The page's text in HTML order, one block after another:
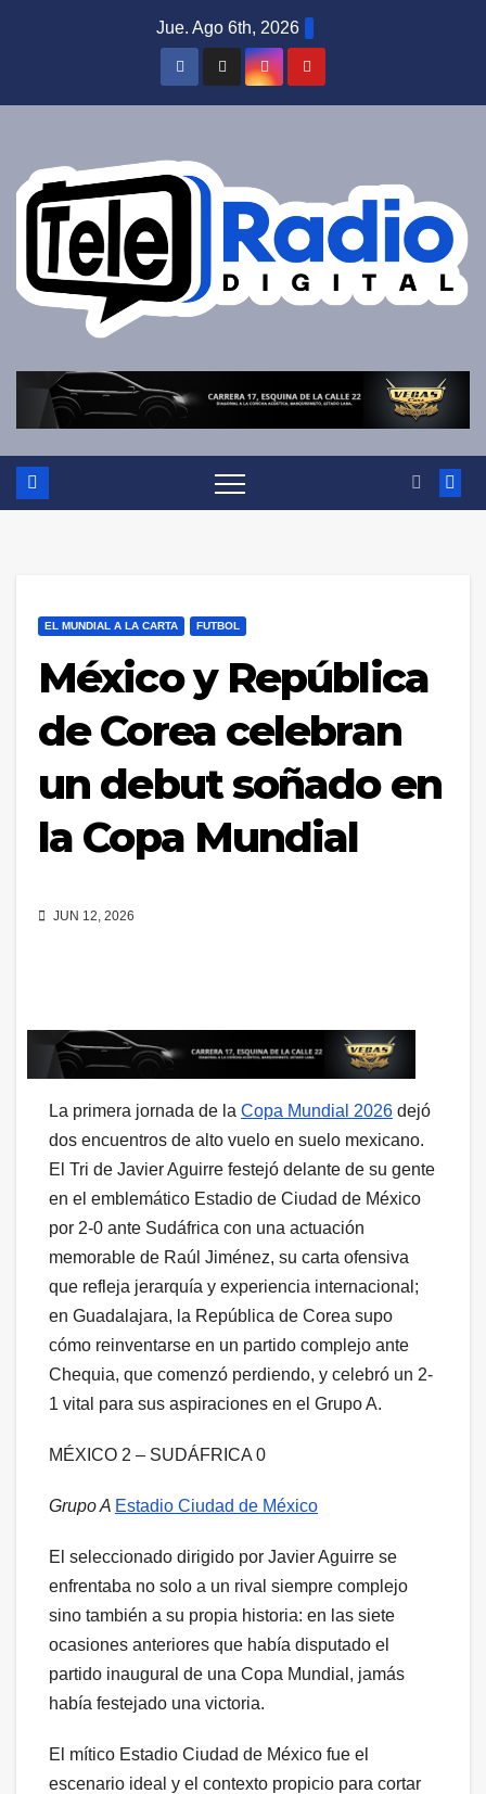
Jue. Ago 6th, 2026
EL MUNDIAL A LA CARTA FUTBOL
México y República
de Corea celebran
un debut soñado en
la Copa Mundial
JUN 12, 2026
La primera jornada de la Copa Mundial 2026 dejó
dos encuentros de alto vuelo en suelo mexicano.
El Tri de Javier Aguirre festejó delante de su gente
en el emblemático Estadio de Ciudad de México
por 2-0 ante Sudáfrica con una actuación
memorable de Raúl Jiménez, su carta ofensiva
que refleja jerarquía y experiencia internacional;
en Guadalajara, la República de Corea supo
cómo reinventarse en un partido complejo ante
Chequia, que comenzó perdiendo, y celebró un 2-
1 vital para sus aspiraciones en el Grupo A.
MÉXICO 2 – SUDÁFRICA 0
Grupo A Estadio Ciudad de México
El seleccionado dirigido por Javier Aguirre se
enfrentaba no solo a un rival siempre complejo
sino también a su propia historia: en las siete
ocasiones anteriores que había disputado el
partido inaugural de una Copa Mundial, jamás
había festejado una victoria.
El mítico Estadio Ciudad de México fue el
escenario ideal y el contexto propicio para cortar